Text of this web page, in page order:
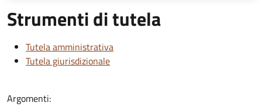
Strumenti di tutela
Tutela amministrativa
Tutela giurisdizionale
Argomenti: